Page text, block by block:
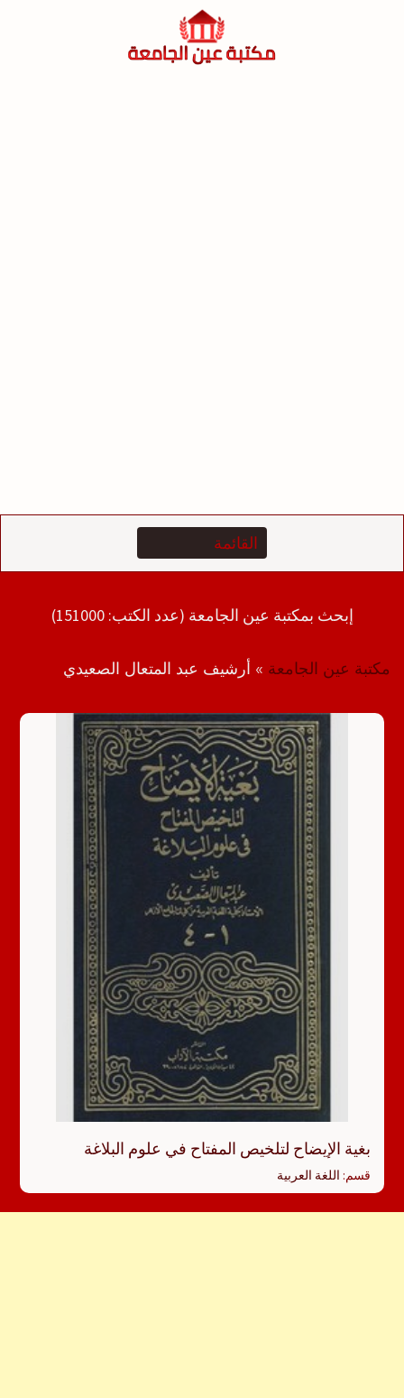
إبحث بمكتبة عين الجامعة (عدد الكتب: 151000)
مكتبة عين الجامعة » أرشيف عبد المتعال الصعيدي
بغية الإيضاح لتلخيص المفتاح في علوم البلاغة
قسم: اللغة العربية